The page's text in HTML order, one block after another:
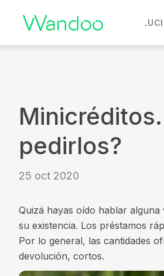
Vete a casa
pedirlos?
25 oct 2020
Quizá hayas oído hablar alguna
su existencia. Los préstamos
Por lo general, las cantidades
devolución, cortos.